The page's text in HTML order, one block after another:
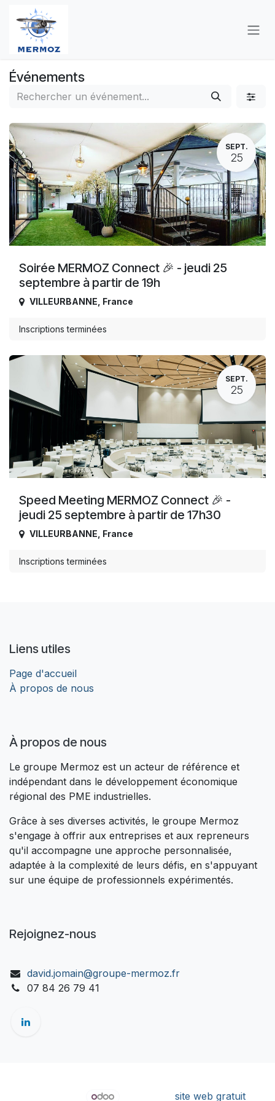
Se rendre au contenu
Événements
SEPT.
25
Soirée MERMOZ Connect 🎉 - jeudi 25
septembre à partir de 19h
VILLEURBANNE France
Inscriptions terminées
SEPT.
25
Speed Meeting MERMOZ Connect 🎉 -
jeudi 25 septembre à partir de 17h30
VILLEURBANNE France
Inscriptions terminées
Liens utiles
Page d'accueil
À propos de nous
À propos de nous
Le groupe Mermoz est un acteur de référence et
indépendant dans le développement économique
régional des PME industrielles.
Grâce à ses diverses activités, le groupe Mermoz
s'engage à offrir aux entreprises et aux repreneurs
qu'il accompagne une approche personnalisée,
adaptée à la complexité de leurs défis, en s'appuyant
sur une équipe de professionnels expérimentés.
Rejoignez-nous
david.jomain@groupe-mermoz.fr
07 84 26 79 41
site web gratuit